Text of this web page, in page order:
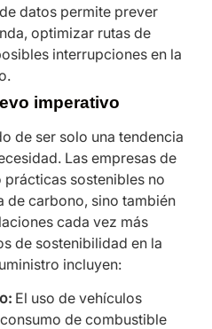
datos permite prever
optimizar rutas de
interrupciones en la
imperativo
de ser solo una tendencia
Las empresas de
sostenibles no
de carbono, sino también
cada vez más
de sostenibilidad en la
incluyen:
El uso de vehículos
de combustible